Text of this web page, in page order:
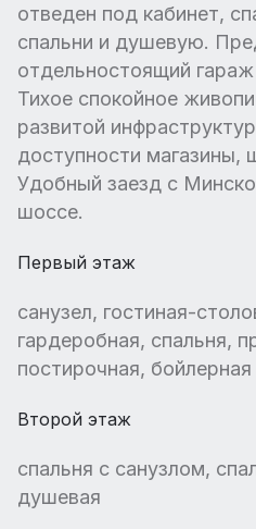
отведен под кабинет,
спальни и душевую.
отдельностоящий
Тихое спокойное
развитой
доступности магазины,
Удобный заезд с
шоссе.
Первый этаж
санузел, гостиная-
гардеробная, спальня,
постирочная, бойлерная
Второй этаж
спальня с санузлом,
душевая